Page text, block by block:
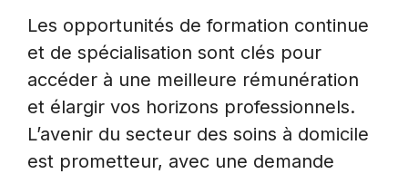
Les opportunités de formation continue
et de spécialisation sont clés pour
accéder à une meilleure rémunération
et élargir vos horizons professionnels.
L’avenir du secteur des soins à domicile
est prometteur, avec une demande